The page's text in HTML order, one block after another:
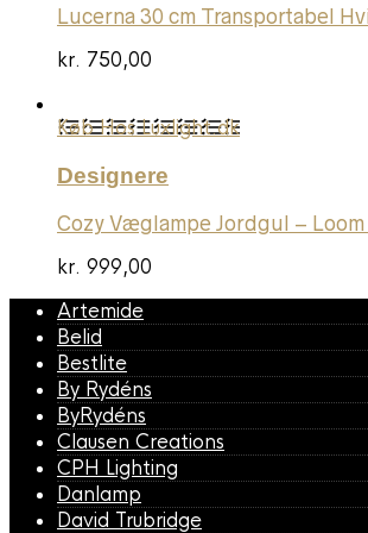
Lucerna 30 cm Transportabel
kr. 750,00
Køb Hos Luxlight.dk
Designere
Cozy Væglampe Jordgul –
kr. 999,00
Artemide
Belid
Bestlite
By Rydéns
ByRydéns
Clausen Creations
CPH Lighting
Danlamp
David Trubridge